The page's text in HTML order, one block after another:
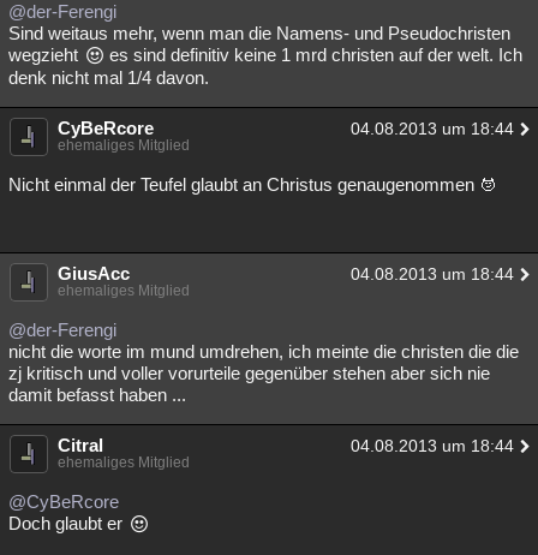
@der-Ferengi
Sind weitaus mehr, wenn man die Namens- und Pseudochristen
wegzieht
es sind definitiv keine 1 mrd christen auf der welt. Ich
denk nicht mal 1/4 davon.
CyBeRcore 04.08.2013 um 18:44
ehemaliges Mitglied
Nicht einmal der Teufel glaubt an Christus genaugenommen
GiusAcc 04.08.2013 um 18:44
ehemaliges Mitglied
@der-Ferengi
nicht die worte im mund umdrehen, ich meinte die christen die die
zj kritisch und voller vorurteile gegenüber stehen aber sich nie
damit befasst haben ...
Citral 04.08.2013 um 18:44
ehemaliges Mitglied
@CyBeRcore
Doch glaubt er